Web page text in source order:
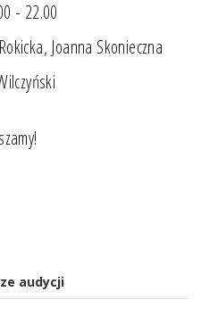
- 22.00
Joanna Skonieczna
audycji